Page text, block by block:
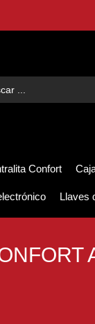
Confort
Llaves